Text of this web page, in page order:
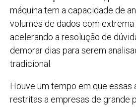
máquina tem a capacidade de
volumes de dados com extrema
acelerando a resolução de
demorar dias para serem
tradicional.
Houve um tempo em que essas
restritas a empresas de grande